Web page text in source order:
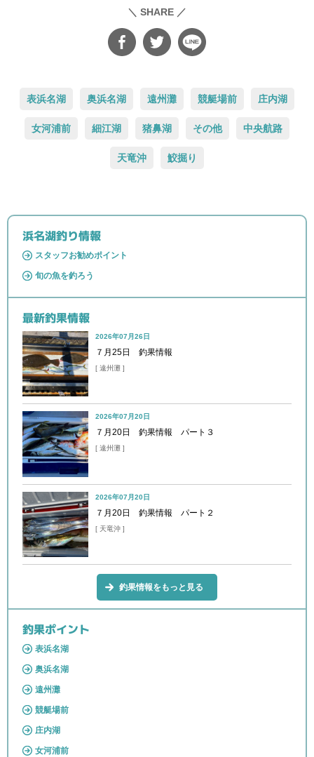
＼ SHARE ／
表浜名湖 奥浜名湖 遠州灘 競艇場前 庄内湖
女河浦前 細江湖 猪鼻湖 その他 中央航路
天竜沖 鮫掘り
浜名湖釣り情報
スタッフお勧めポイント
旬の魚を釣ろう
最新釣果情報
2026年07月26日
７月25日 釣果情報
[ 遠州灘 ]
2026年07月20日
７月20日 釣果情報 パート３
[ 遠州灘 ]
2026年07月20日
７月20日 釣果情報 パート２
[ 天竜沖 ]
釣果情報をもっと見る
釣果ポイント
表浜名湖
奥浜名湖
遠州灘
競艇場前
庄内湖
女河浦前